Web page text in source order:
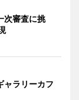
次審査に挑
ャラリーカフ